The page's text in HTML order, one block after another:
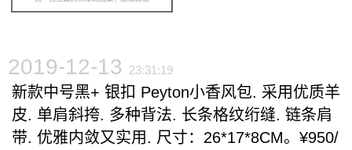
2019-12-13 23:31:19
新款中​号黑+ 银扣​ Peyton小香​风包.​ 采用优​质​羊
皮. 单​肩斜挎.​ 多​种背法. ​长条格​纹绗缝.​ 链​条肩
带.​ 优雅​内敛又实用.​ 尺寸：26*17*8CM。¥950/